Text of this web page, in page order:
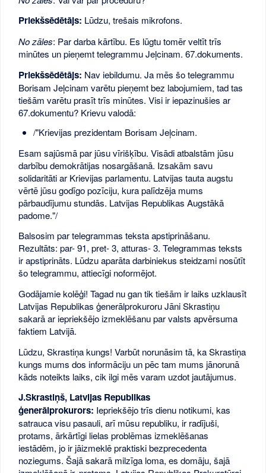
Priekšsēdētājs: Lūdzu, trešais mikrofons.
No zāles: Par darba kārtību. Es lūgtu tomēr veltīt trīs
minūtes un pieņemt telegrammu Jeļcinam. 67.dokuments.
Priekšsēdētājs: Nav iebildumu. Ja mēs šo telegrammu
Borisam Jeļcinam varētu pieņemt bez labojumiem, tad tas
tiešām varētu prasīt trīs minūtes. Visi ir iepazinušies ar
67.dokumentu? Krievu valodā:
/"Krievijas prezidentam Borisam Jeļcinam.
Esam sajūsmā par jūsu vīrišķību. Visādi atbalstām jūsu
darbību demokrātijas nosargāšanā. Izsakām savu
solidaritāti ar Krievijas parlamentu. Latvijas tauta augstu
vērtē jūsu godīgo pozīciju, kura palīdzēja mums
pārbaudījumu stundās. Latvijas Republikas Augstākā
padome."/
Balsosim par telegrammas teksta apstiprināšanu.
Rezultāts: par- 91, pret- 3, atturas- 3. Telegrammas teksts
ir apstiprināts. Lūdzu aparāta darbiniekus steidzami nosūtīt
šo telegrammu, attiecīgi noformējot.
Godājamie kolēģi! Tagad nu gan tik tiešām ir laiks uzklausīt
Latvijas Republikas ģenerālprokuroru Jāni Skrastiņu
sakarā ar iepriekšējo izmeklēšanu par valsts apvērsuma
faktiem Latvijā.
Lūdzu, Skrastiņa kungs! Varbūt norunāsim tā, ka Skrastiņa
kungs mums dos informāciju un pēc tam mums jānorunā
kāds noteikts laiks, cik ilgi mēs varam uzdot jautājumus.
J.Skrastiņš, Latvijas Republikas
ģenerālprokurors: Iepriekšējo trīs dienu notikumi, kas
satrauca visu pasauli, arī mūsu republiku, ir radījuši,
protams, ārkārtīgi lielas problēmas izmeklēšanas
iestādēm, jo ir jāizmeklē praktiski bezprecedenta
noziegums. Šajā sakarā milzīga loma, es domāju, šajā